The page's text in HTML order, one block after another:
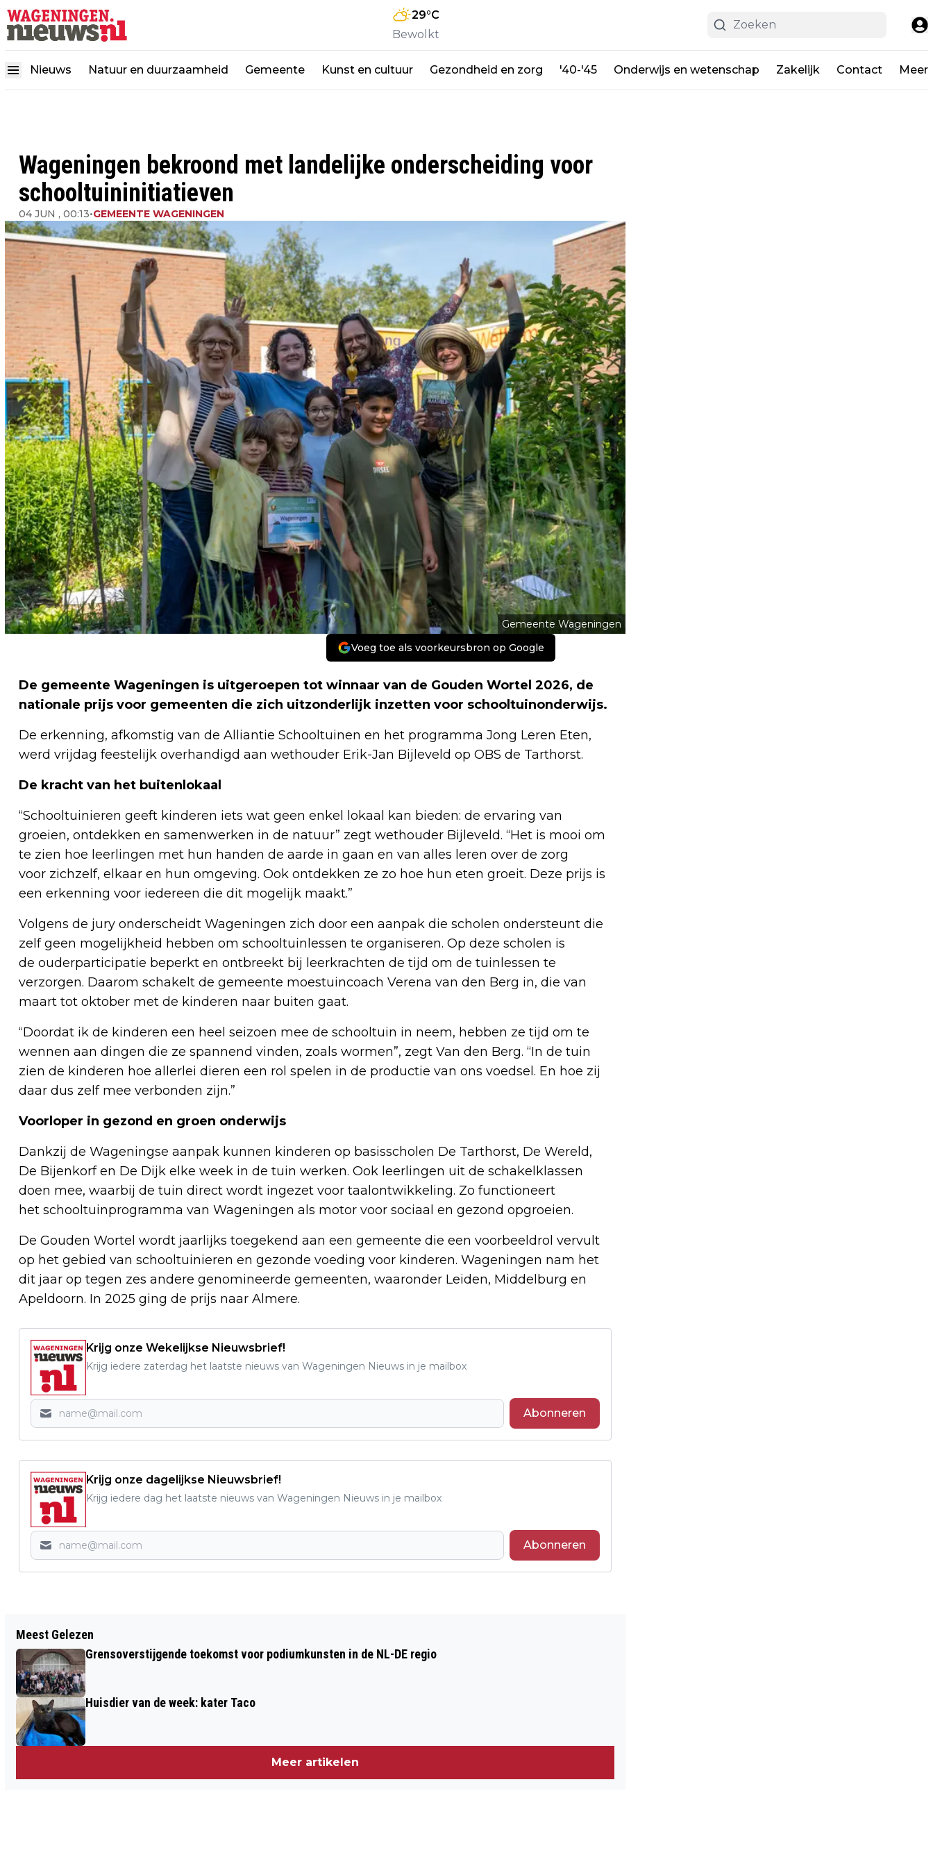
29°C
Bewolkt
Nieuws Natuur en duurzaamheid Gemeente Kunst en cultuur Gezondheid en zorg '40-'45 Onderwijs en wetenschap Zakelijk Contact Meer
Wageningen bekroond met landelijke onderscheiding voor
schooltuininitiatieven
04 JUN , 00:13•GEMEENTE WAGENINGEN
Gemeente Wageningen
Voeg toe als voorkeursbron op Google
De gemeente Wageningen is uitgeroepen tot winnaar van de Gouden Wortel 2026, de
nationale prijs voor gemeenten die zich uitzonderlijk inzetten voor schooltuinonderwijs.
De erkenning, afkomstig van de Alliantie Schooltuinen en het programma Jong Leren Eten,
werd vrijdag feestelijk overhandigd aan wethouder Erik-Jan Bijleveld op OBS de Tarthorst.
De kracht van het buitenlokaal
“Schooltuinieren geeft kinderen iets wat geen enkel lokaal kan bieden: de ervaring van
groeien, ontdekken en samenwerken in de natuur” zegt wethouder Bijleveld. “Het is mooi om
te zien hoe leerlingen met hun handen de aarde in gaan en van alles leren over de zorg
voor zichzelf, elkaar en hun omgeving. Ook ontdekken ze zo hoe hun eten groeit. Deze prijs is
een erkenning voor iedereen die dit mogelijk maakt.”
Volgens de jury onderscheidt Wageningen zich door een aanpak die scholen ondersteunt die
zelf geen mogelijkheid hebben om schooltuinlessen te organiseren. Op deze scholen is
de ouderparticipatie beperkt en ontbreekt bij leerkrachten de tijd om de tuinlessen te
verzorgen. Daarom schakelt de gemeente moestuincoach Verena van den Berg in, die van
maart tot oktober met de kinderen naar buiten gaat.
“Doordat ik de kinderen een heel seizoen mee de schooltuin in neem, hebben ze tijd om te
wennen aan dingen die ze spannend vinden, zoals wormen”, zegt Van den Berg. “In de tuin
zien de kinderen hoe allerlei dieren een rol spelen in de productie van ons voedsel. En hoe zij
daar dus zelf mee verbonden zijn.”
Voorloper in gezond en groen onderwijs
Dankzij de Wageningse aanpak kunnen kinderen op basisscholen De Tarthorst, De Wereld,
De Bijenkorf en De Dijk elke week in de tuin werken. Ook leerlingen uit de schakelklassen
doen mee, waarbij de tuin direct wordt ingezet voor taalontwikkeling. Zo functioneert
het schooltuinprogramma van Wageningen als motor voor sociaal en gezond opgroeien.
De Gouden Wortel wordt jaarlijks toegekend aan een gemeente die een voorbeeldrol vervult
op het gebied van schooltuinieren en gezonde voeding voor kinderen. Wageningen nam het
dit jaar op tegen zes andere genomineerde gemeenten, waaronder Leiden, Middelburg en
Apeldoorn. In 2025 ging de prijs naar Almere.
Krijg onze Wekelijkse Nieuwsbrief!
Krijg iedere zaterdag het laatste nieuws van Wageningen Nieuws in je mailbox
Abonneren
Krijg onze dagelijkse Nieuwsbrief!
Krijg iedere dag het laatste nieuws van Wageningen Nieuws in je mailbox
Abonneren
VIJF JAAR WAGENINGSE SKATE
VIERDAAGSE
KERK KOMT NAAR ARNHEM
Meest Gelezen
Grensoverstijgende toekomst voor podiumkunsten in de NL-DE regio
Huisdier van de week: kater Taco
Meer artikelen